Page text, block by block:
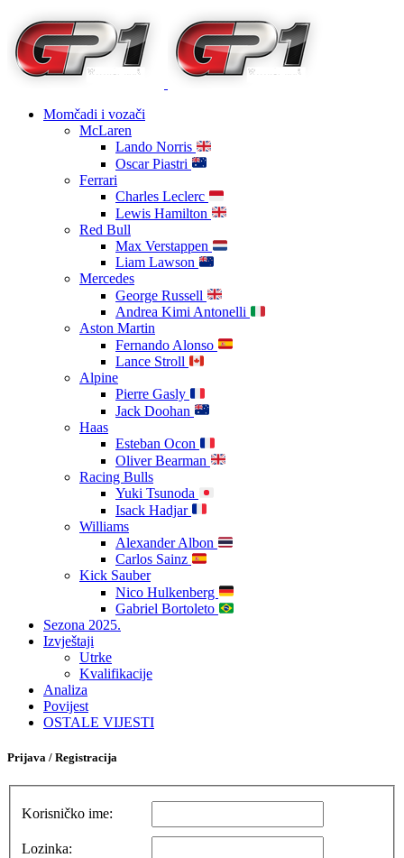
Momčadi i vozači
McLaren
Lando Norris
Oscar Piastri
Ferrari
Charles Leclerc
Lewis Hamilton
Red Bull
Max Verstappen
Liam Lawson
Mercedes
George Russell
Andrea Kimi Antonelli
Aston Martin
Fernando Alonso
Lance Stroll
Alpine
Pierre Gasly
Jack Doohan
Haas
Esteban Ocon
Oliver Bearman
Racing Bulls
Yuki Tsunoda
Isack Hadjar
Williams
Alexander Albon
Carlos Sainz
Kick Sauber
Nico Hulkenberg
Gabriel Bortoleto
Sezona 2025.
Izvještaji
Utrke
Kvalifikacije
Analiza
Povijest
OSTALE VIJESTI
Prijava / Registracija
Korisničko ime:
Lozinka: